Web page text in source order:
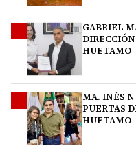
GABRIEL
HUETAMO
MA. INÉS
PUERTAS
HUETAMO